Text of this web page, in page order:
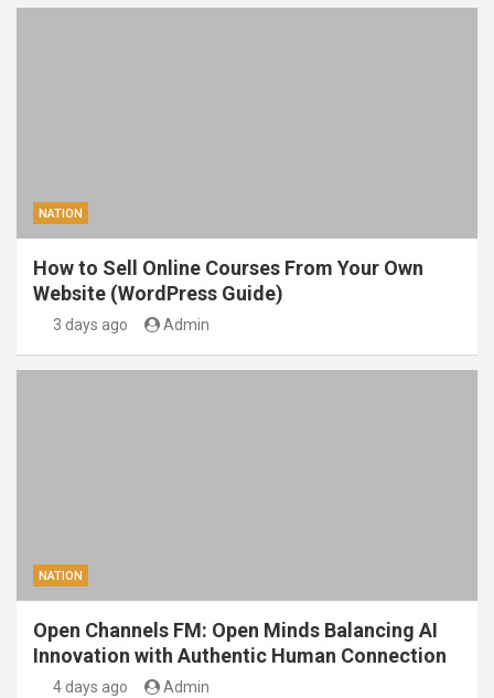
NATION
How to Sell Online Courses From Your Own
Website (WordPress Guide)
3 days ago Admin
NATION
Open Channels FM: Open Minds Balancing AI
Innovation with Authentic Human Connection
4 days ago Admin